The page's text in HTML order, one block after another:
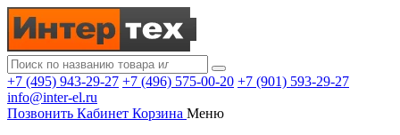
+7 (495) 943-29-27 +7 (496) 575-00-20 +7 (901) 593-29-27
info@inter-el.ru
Позвонить Кабинет Корзина Меню